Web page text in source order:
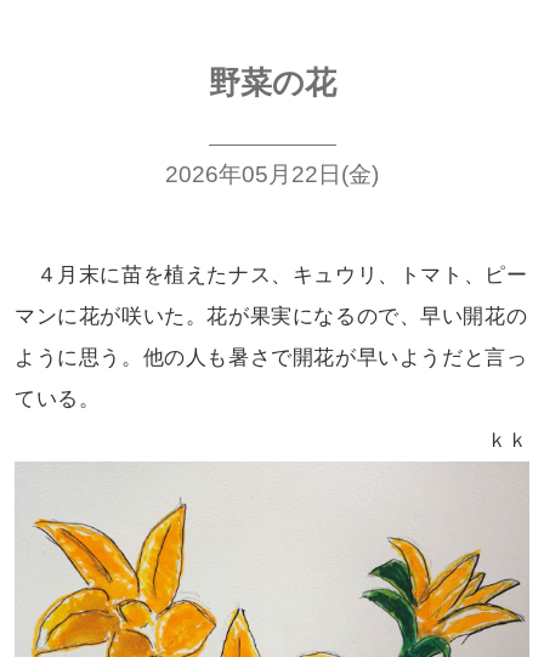
野菜の花
2026年05月22日(金)
４月末に苗を植えたナス、キュウリ、
トマト、ピー
マンに花が咲いた。花が果実になるので、早い開花の
ように思う。他の人も暑さで開花が早いようだと言っ
ている。
ｋｋ